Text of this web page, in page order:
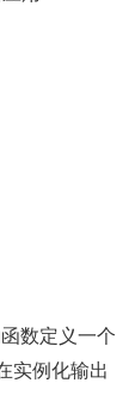
数定义一个
实例化输出